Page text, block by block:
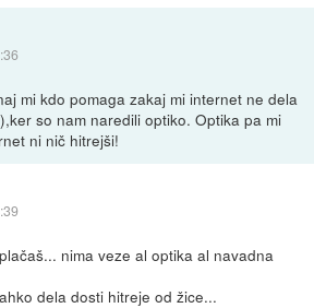
mi kdo pomaga zakaj mi internet ne dela
so nam naredili optiko. Optika pa mi
ni nič hitrejši!
nima veze al optika al navadna
dela dosti hitreje od žice...